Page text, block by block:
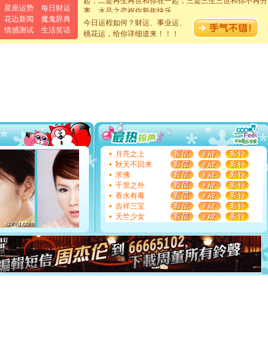
星座运势
每日财运
花边新闻
魔鬼辞典
情感测试
生活笑话
离。水晶之恋祝你新年快乐
泣，这痛楚让我明白我多么爱你。我转身抱住你：这猪不
卖了。水晶之恋祝你新年快乐。
要平安！千万要知足！千万不要忘记我！
[圣诞节]不只这样的日子才会想起你,而是这样的日子才
能正大光明地骚扰你,告诉你,圣诞要快乐!新年要快乐!天天
都要快乐噢!
[圣诞节]奉上一颗祝福的心,在这个特别的日子里,愿幸福,
如意,快乐,鲜花,一切美好的祝愿与你同在.圣诞快乐!
[元旦]
看到你我会触电；看不到你我要充电；没有你我会
断电。爱你是我职业，想你是我事业，抱你是我特长，吻
你是我专业！水晶之恋祝你新年快乐
[元旦] 如果上天让我许三个愿望，一是今生今世和你在一
起；二是再生再世和你在一起；三是三生三世和你不再分
离。水晶之恋祝你新年快乐
[元旦]当我狠下心扭头离去那一刻，你在我身后无助地哭
泣，这痛楚让我明白我多么爱你。我转身抱住你：这猪不
卖了。水晶之恋祝你新年快乐。
今日运程如何？财运、事业运、
桃花运，给你详细道来！！！
月亮之上
秋天不回来
求佛
千里之外
香水有毒
吉祥三宝
天竺少女